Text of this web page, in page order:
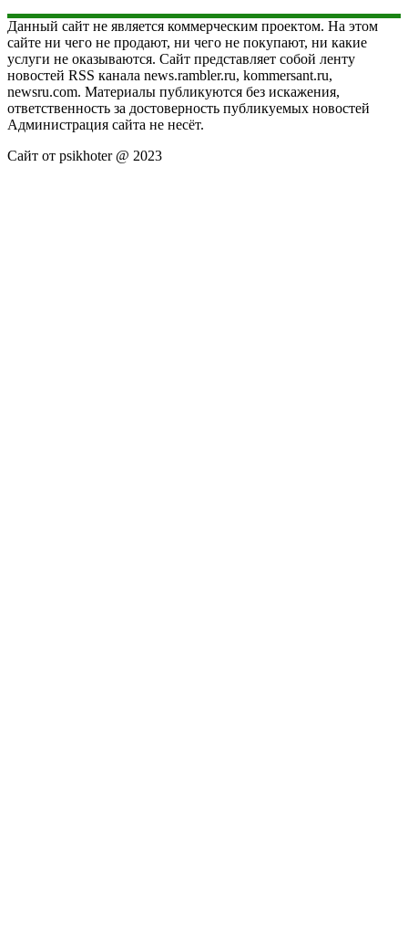
Данный сайт не является коммерческим проектом. На этом
сайте ни чего не продают, ни чего не покупают, ни какие
услуги не оказываются. Сайт представляет собой ленту
новостей RSS канала news.rambler.ru, kommersant.ru,
newsru.com. Материалы публикуются без искажения,
ответственность за достоверность публикуемых новостей
Администрация сайта не несёт.
Сайт от psikhoter @ 2023